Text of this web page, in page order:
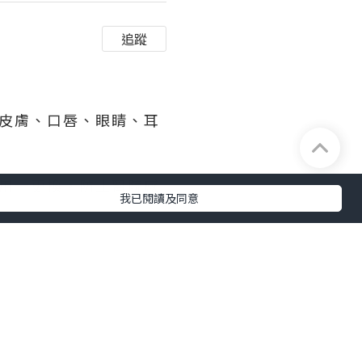
追蹤
膚、口唇、眼睛、耳
一更換，防止醫院感
後均應洗手及消毒。
我已閱讀及同意